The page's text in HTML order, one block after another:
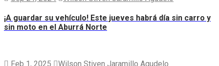
¡A guardar su vehículo! Este jueves habrá día sin carro y
sin moto en el Aburrá Norte
Feb 1, 2025 Wilson Stiven Jaramillo Agudelo